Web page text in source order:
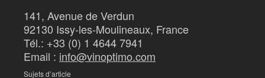
141, Avenue de Verdun
92130 Issy-les-Moulineaux, France
Tél.: +33 (0) 1 4644 7941
Email : info@vinoptimo.com
Sujets d’article